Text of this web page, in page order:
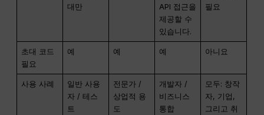
대만
API 접근을
제공할 수
있습니다.
필요
초대 코드
필요
예 예 예 아니요
사용 사례
일반 사용
자 / 테스
트
전문가 /
상업적 용
도
개발자 /
비즈니스
통합
모두: 창작
자, 기업,
그리고 취